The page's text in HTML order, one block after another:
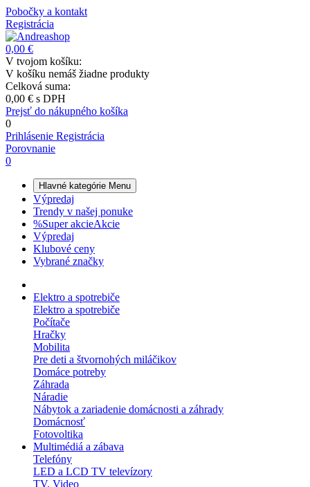
Pobočky a kontakt
Registrácia
0,00 €
V tvojom košíku:
V košíku nemáš žiadne produkty
Celková suma:
0,00 € s DPH
Prejsť do nákupného košíka
0
Prihlásenie Registrácia
Porovnanie
0
Hlavné kategórie Menu
Výpredaj
Trendy v našej ponuke
%Super akcieAkcie
Výpredaj
Klubové ceny
Vybrané značky
Elektro a spotrebiče
Elektro a spotrebiče
Počítače
Hračky
Mobilita
Pre deti a štvornohých miláčikov
Domáce potreby
Záhrada
Náradie
Nábytok a zariadenie domácnosti a záhrady
Domácnosť
Fotovoltika
Multimédiá a zábava
Telefóny
LED a LCD TV televízory
TV, Video